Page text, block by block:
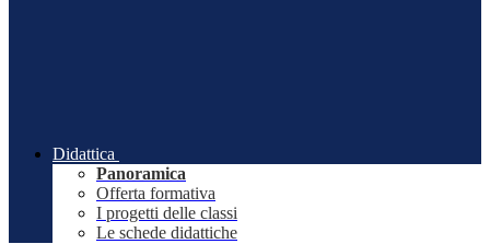
Didattica
Panoramica
Offerta formativa
I progetti delle classi
Le schede didattiche